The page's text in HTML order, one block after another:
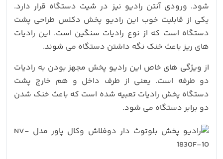
شود. ورودی آنتن رادیو نیز در شیت دستگاه قرار دارد.
یکی از قابلیت خوب این رادیو پخش دکلس طراحی پشت
دستگاه است که از نوع رادیات سنگین است. این رادیات
های ریز باعث خنک نگه داشتن دستگاه می شوند.
از ویژگی های خاص این رادیو پخش مجهز بودن به رادیات
دو طرفه است. یعنی از طرف داخل و هم خارج پشت
دستگاه پخش رادیات تعبیه شده است که باعث خنک شدن
دو برابر دستگاه می شود.